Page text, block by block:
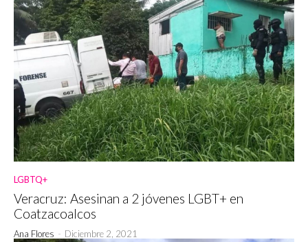
LGBTQ+
Veracruz: Asesinan a 2 jóvenes LGBT+ en
Coatzacoalcos
Ana Flores - Diciembre 2, 2021